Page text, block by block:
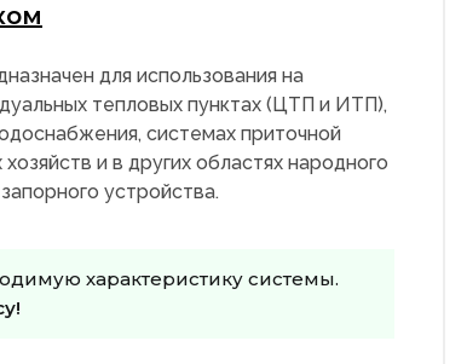
для использования на
тепловых пунктах (ЦТП и ИТП),
системах приточной
и в других областях народного
устройства.
характеристику системы.